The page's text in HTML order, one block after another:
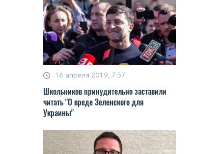
16 апреля 2019, 7:57
Школьников принудительно заставили
читать "О вреде Зеленского для
Украины"